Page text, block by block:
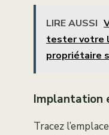
LIRE AUSSI
tester votre
propriétaire
Implantation
Tracez